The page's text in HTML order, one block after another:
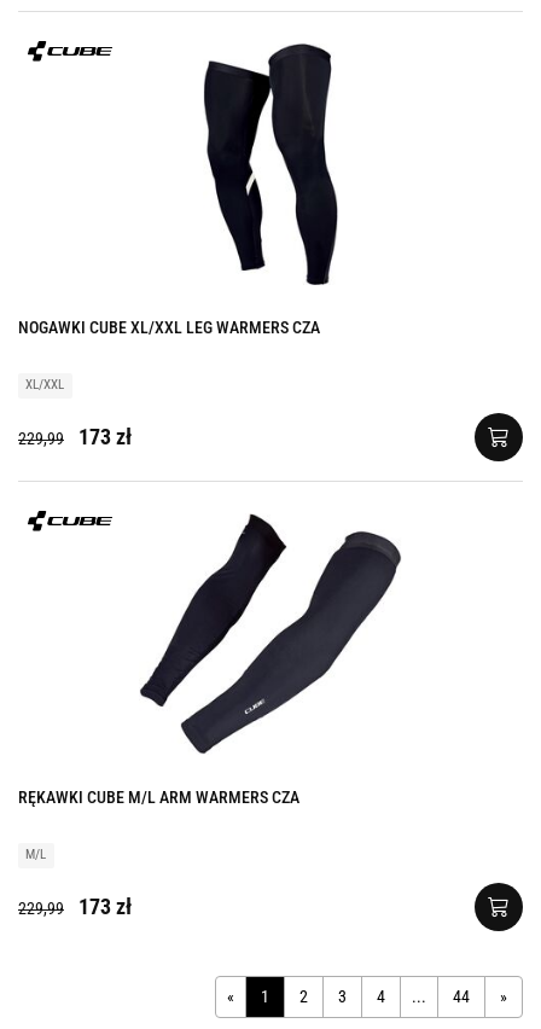
NOGAWKI CUBE XL/XXL LEG WARMERS CZA
XL/XXL
229,99 173 zł
RĘKAWKI CUBE M/L ARM WARMERS CZA
M/L
229,99 173 zł
« 1 2 3 4 ... 44 »